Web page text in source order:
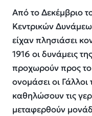
Από το Δεκέμβριο
Κεντρικών
είχαν πλησιάσει
1916 οι δυνάμεις
προχωρούν προς το
ονομάσει οι
καθηλώσουν τις
μεταφερθούν